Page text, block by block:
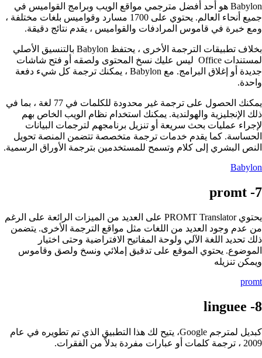
Babylon هو أحد أفضل مترجمي مواقع الويب وبرامج القواميس في
جميع أنحاء العالم. يحتوي على 1700 مسارد وقواميس بلغات مختلفة ،
ومع خبرة في قاموس المرادفات والقواميس ، يقدم نتائج دقيقة.
بخلاف تطبيقات الترجمة الأخرى ، يحتفظ Babylon بالتنسيق الأصلي
لمستندات Office ليس عليك نسخ المحتوى ولصقه أو فتح شاشات
جديدة أو إغلاق البرامج. مع Babylon ، يمكنك ترجمة كل شيء دفعة
واحدة.
يمكنك الحصول على ترجمة غير محدودة للكلمات في 77 لغة ، بما في
ذلك الإنجليزية والهولندية. يمكنك استخدام نظام الويب الخاص بهم
لإجراء عمليات بحث سريعة أو تنزيل برنامجهم لترجمات البيانات
الحساسة. كما يقدم خدمات ترجمة متخصصة تتضمن المنصة تحويل
النص البشري إلى كلام وتسمح للمستخدمين بترجمة الأوراق الرسمية.
Babylon
يحتوي PROMT Translator على العديد من الميزات الرائعة على الرغم
من عدم وجود العديد من اللغات مثل مواقع الترجمة الأخرى. يتضمن
ذلك تحديد اللغة الآلي ولوحة المفاتيح الافتراضية وحتى اختيار
الموضوع. يحتوي الموقع على تدقيق إملائي ونسخ ولصق وقاموس
ويمكن تنزيله
promt
كبديل لمترجم Google، يتيح لك هذا التطبيق الذي تم تطويره في عام
2009 ، ترجمة كلمات أو عبارات مفردة بدلاً من الفقرات.